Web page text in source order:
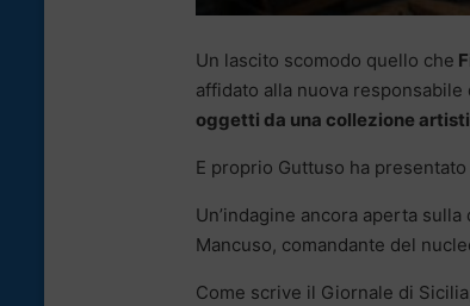
Un lascito scomodo quello che
affidato alla nuova responsabile
oggetti da una collezione
E proprio Guttuso ha
Un’indagine ancora aperta sulla
Mancuso, comandante del
Come scrive il Giornale di